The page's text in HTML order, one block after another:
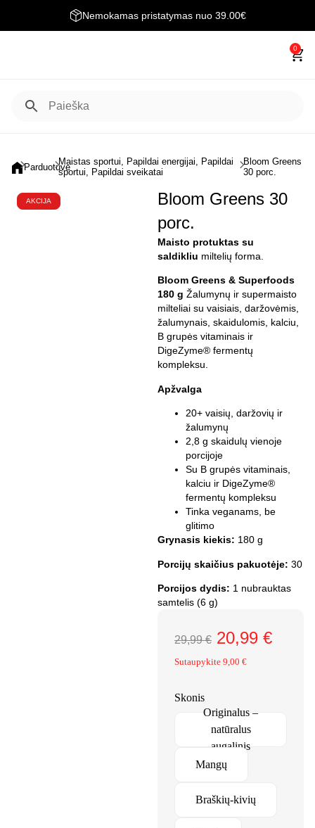
Nemokamas pristatymas nuo 39.00€
0
ParduotuvėMaistas sportui, Papildai energijai, Papildai
sportui, Papildai sveikatai
Bloom Greens
30 porc.
AKCIJA
Bloom Greens 30
porc.
Maisto protuktas su
saldikliu miltelių forma.
Bloom Greens & Superfoods
180 g Žalumynų ir supermaisto
milteliai su vaisiais, daržovėmis,
žalumynais, skaidulomis, kalciu,
B grupės vitaminais ir
DigeZyme® fermentų
kompleksu.
Apžvalga
20+ vaisių, daržovių ir
žalumynų
2,8 g skaidulų vienoje
porcijoje
Su B grupės vitaminais,
kalciu ir DigeZyme®
fermentų kompleksu
Tinka veganams, be
glitimo
Grynasis kiekis: 180 g
Porcijų skaičius pakuotėje: 30
Porcijos dydis: 1 nubrauktas
samtelis (6 g)
29,99€ 20,99 €
Sutaupykite 9,00 €
Skonis
Originalus –
natūralus
augalinis
Mangų
Braškių-kivių